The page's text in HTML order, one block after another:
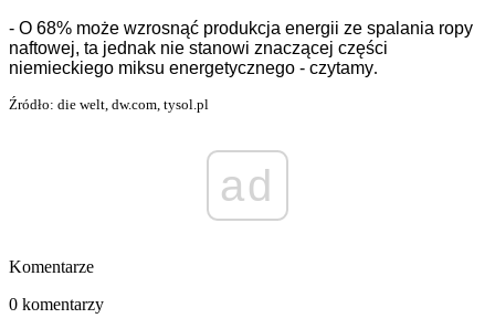
- O 68% może wzrosnąć produkcja energii ze spalania ropy
naftowej, ta jednak nie stanowi znaczącej części
niemieckiego miksu energetycznego - czytamy.
Źródło: die welt, dw.com, tysol.pl
ad
Komentarze
0 komentarzy